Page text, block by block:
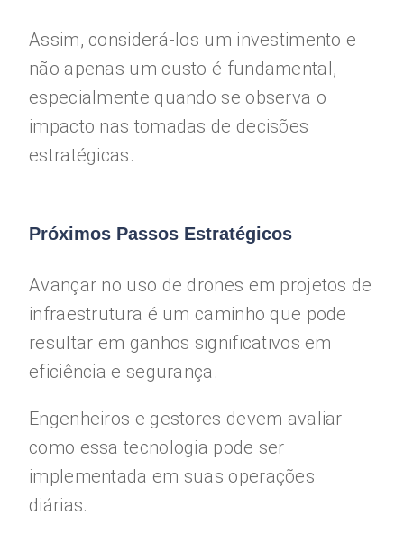
Assim, considerá-los um investimento e
não apenas um custo é fundamental,
especialmente quando se observa o
impacto nas tomadas de decisões
estratégicas.
Próximos Passos Estratégicos
Avançar no uso de drones em projetos de
infraestrutura é um caminho que pode
resultar em ganhos significativos em
eficiência e segurança.
Engenheiros e gestores devem avaliar
como essa tecnologia pode ser
implementada em suas operações
diárias.